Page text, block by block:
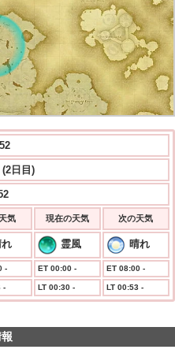
日目)
気 現在の天気 次の天気
霊風 晴れ
- ET 00:00 - ET 08:00 -
- LT 00:30 - LT 00:53 -